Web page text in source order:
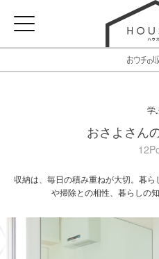
学
おさよさん
収納は、毎日の積み重ねが大切。暮
や掃除との相性、暮らしの